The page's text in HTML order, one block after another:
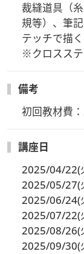
裁縫道具（
規等）、筆
テッチで描
※クロスステ
備考
初回教材費
講座日
2025/04/22(
2025/05/27(
2025/06/24(
2025/07/22(
2025/08/26(
2025/09/30(